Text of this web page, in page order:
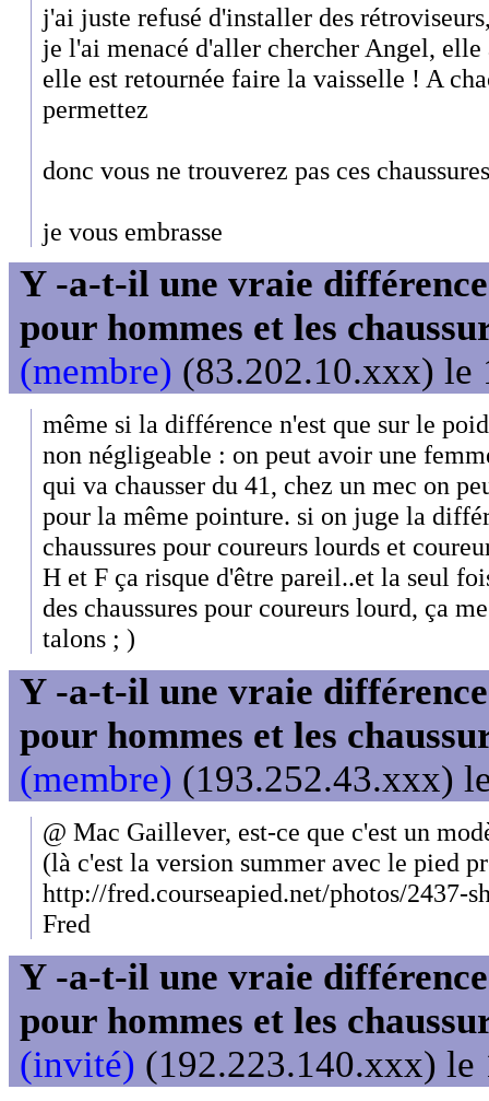
j'ai juste refusé d'installer des
je l'ai menacé d'aller chercher Angel, elle
elle est retournée faire la vaisselle ! A
permettez
donc vous ne trouverez pas ces
je vous embrasse
Y -a-t-il une vraie
pour hommes et les
(membre) (83.202.10.xxx) le
même si la différence n'est que sur le
non négligeable : on peut avoir une
qui va chausser du 41, chez un mec on
pour la même pointure. si on juge la
chaussures pour coureurs lourds et
H et F ça risque d'être pareil..et la seul
des chaussures pour coureurs lourd, ça
talons ; )
Y -a-t-il une vraie
pour hommes et les
(membre) (193.252.43.xxx)
@ Mac Gaillever, est-ce que c'est un
(là c'est la version summer avec le pied
http://fred.courseapied.net/photos/2437-
Fred
Y -a-t-il une vraie
pour hommes et les
(invité) (192.223.140.xxx) le